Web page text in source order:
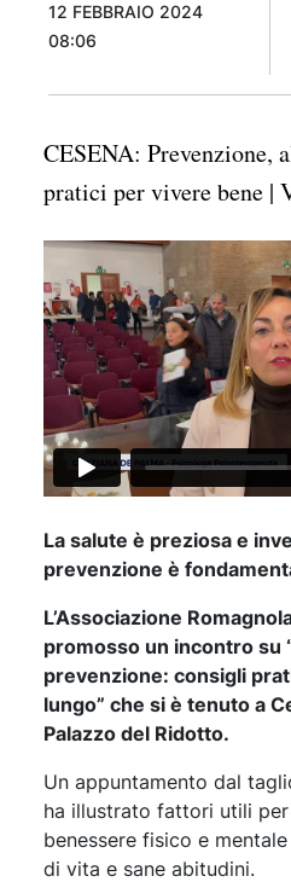
12 FEBBRAIO 2024
08:06
CESENA: Prevenzione,
pratici per vivere bene |
La salute è preziosa e
prevenzione è
L’Associazione
promosso un incontro su
prevenzione: consigli
lungo” che si è tenuto a
Palazzo del Ridotto.
Un appuntamento dal
ha illustrato fattori utili
benessere fisico e
di vita e sane abitudini.